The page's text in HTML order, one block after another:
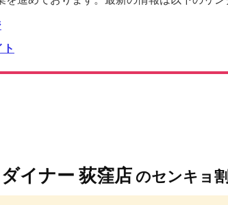
イナー 荻窪店のセンキョ割